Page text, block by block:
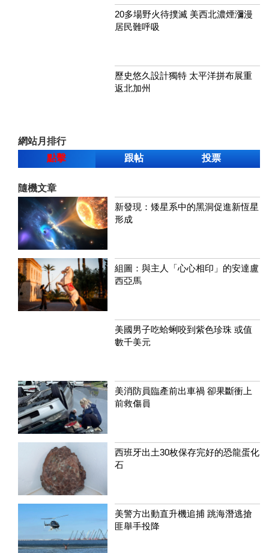
20多場野火待撲滅 美西北濃煙瀰漫
居民難呼吸
歷史悠久設計獨特 太平洋拼布展重
返北加州
網站月排行
點擊
跟帖 投票
隨機文章
​​新發現：矮星系中的黑洞促進新恆星
形成
組圖：與主人「心心相印」的安達盧
西亞馬
美國男子吃蛤蜊咬到紫色珍珠 或值
數千美元
美消防員臨產前出車禍 卻果斷衝上
前救傷員
西班牙出土30枚保存完好的恐龍蛋化
石
美警方出動直升機追捕 跳海潛逃搶
匪舉手投降